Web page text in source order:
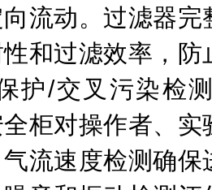
流动。过滤器
和过滤效率，
护/交叉污染检
柜对操作者、
流速度检测确